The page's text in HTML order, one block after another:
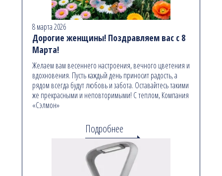
8 марта 2026
Дорогие женщины! Поздравляем вас с 8
Марта!
Желаем вам весеннего настроения, вечного цветения и
вдохновения. Пусть каждый день приносит радость, а
рядом всегда будут любовь и забота. Оставайтесь такими
же прекрасными и неповторимыми! С теплом, Компания
«Сэлмон»
Подробнее